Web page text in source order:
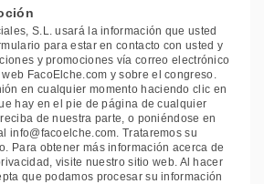
S.L. usará la información que usted
para estar en contacto con usted y
y promociones vía correo electrónico
FacoElche.com y sobre el congreso.
en cualquier momento haciendo clic en
hay en el pie de página de cualquier
de nuestra parte, o poniéndose en
info@facoelche.com. Trataremos su
Para obtener más información acerca de
visite nuestro sitio web. Al hacer
que podamos procesar su información